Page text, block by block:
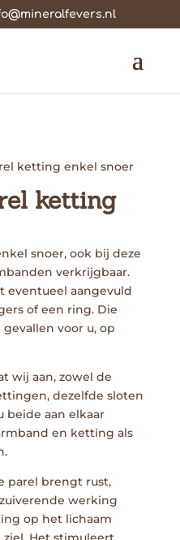
ketting enkel snoer
ketting
snoer, ook bij deze
verkrijgbaar.
eventueel aangevuld
of een ring. Die
voor u, op
wij aan, zowel de
dezelfde sloten
beide aan elkaar
en ketting als
parel brengt rust,
werking
op het lichaam